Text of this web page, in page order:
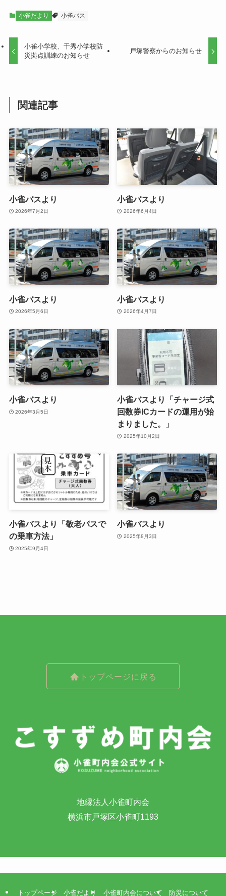
小雀だより 小雀バス
小雀小学校、千秀小学校防
災拠点訓練のお知らせ
戸塚警察からのお知らせ
関連記事
小雀バスより
2026年7月2日
小雀バスより
2026年6月4日
小雀バスより
2026年5月6日
小雀バスより
2026年4月7日
小雀バスより
2026年3月5日
小雀バスより「チャージ式
回数券ICカードの運用が始
まりました。」
2025年10月2日
小雀バスより「敬老パスで
の乗車方法」
2025年9月4日
小雀バスより
2025年8月3日
トップページに戻る
地縁法人小雀町内会
横浜市戸塚区小雀町1193
トップページ 小雀だより 小雀町内会について 防災について